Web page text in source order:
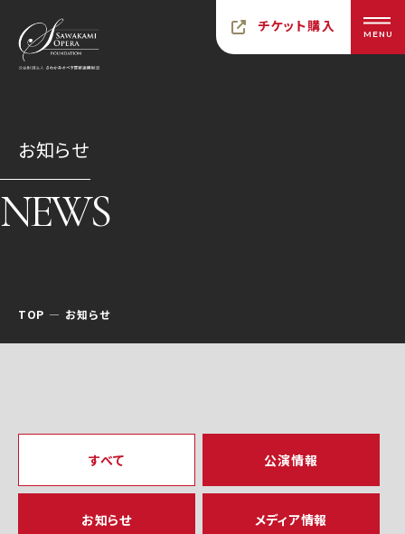
チケット購入 MENU
お知らせ
NEWS
TOP お知らせ
すべて 公演情報
お知らせ メディア情報